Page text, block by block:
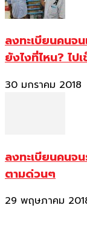
ลงทะเบียนคนจ
ยังไงที่ไหน? ไป
30 มกราคม 2018
ลงทะเบียนคนจ
ตามด่วนๆ
29 พฤษภาคม